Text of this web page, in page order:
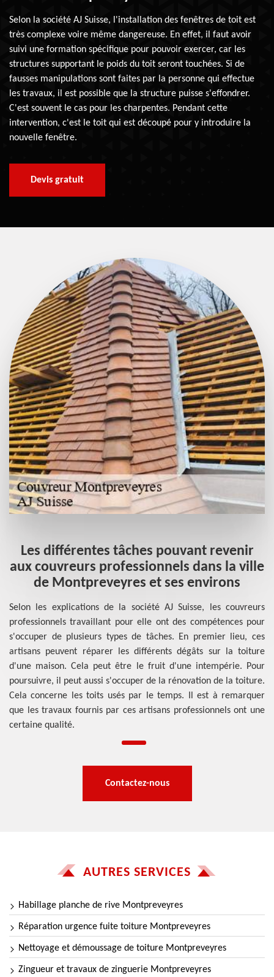
Selon la société AJ Suisse, l'installation des fenêtres de toit est
très complexe voire même dangereuse. En effet, il faut avoir
suivi une formation spécifique pour pouvoir exercer, car les
structures supportant le poids du toit seront touchées. Si de
fausses manipulations sont faites par la personne qui effectue
les travaux, il est possible que la structure puisse s'effondrer.
C'est souvent le cas pour les charpentes. Pendant cette
intervention, c'est le toit qui est découpé pour y introduire la
nouvelle fenêtre.
Devis gratuit
Les différentes tâches pouvant revenir
aux couvreurs professionnels dans la ville
de Montpreveyres et ses environs
Selon les explications de la société AJ Suisse, les couvreurs
professionnels travaillant pour elle ont des compétences pour
s'occuper de plusieurs types de tâches. En premier lieu, ces
artisans peuvent réparer les différents dégâts sur la toiture
d'une maison. Cela peut être le fruit d'une intempérie. Pour
poursuivre, il peut aussi s'occuper de la rénovation de la toiture.
Cela concerne les toits usés par le temps. Il est à remarquer
que les travaux fournis par ces artisans professionnels ont une
certaine qualité.
Contactez-nous
AUTRES SERVICES
Habillage planche de rive Montpreveyres
Réparation urgence fuite toiture Montpreveyres
Nettoyage et démoussage de toiture Montpreveyres
Zingueur et travaux de zinguerie Montpreveyres